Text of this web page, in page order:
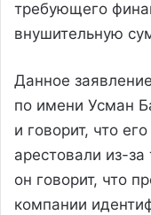
требующего
внушительную
Данное
по имени Усман
и говорит, что
арестовали из-
он говорит, что
компании